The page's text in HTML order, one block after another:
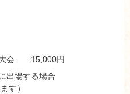
大会 15,000円
出場する場合
す）